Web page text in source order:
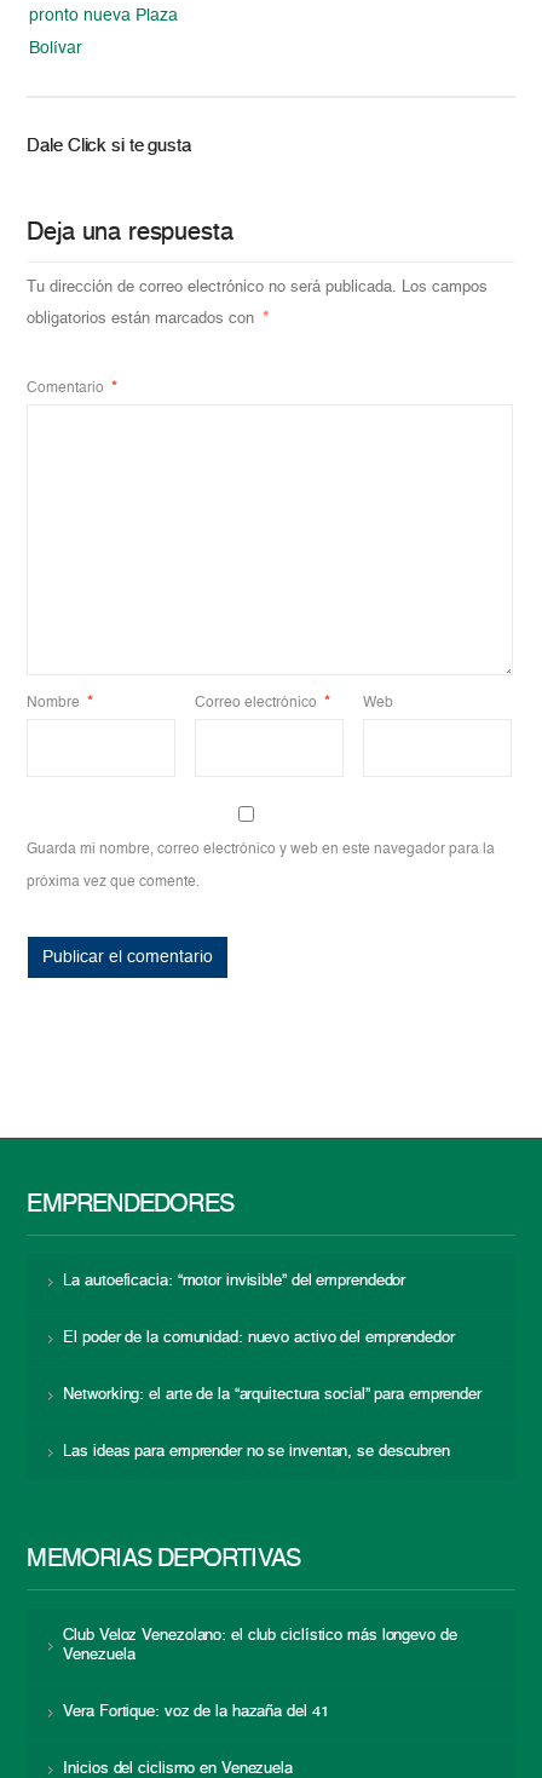
pronto nueva Plaza
Bolívar
Dale Click si te gusta
Deja una respuesta
Tu dirección de correo electrónico no será publicada. Los campos
obligatorios están marcados con *
Comentario *
Nombre * Correo electrónico * Web
Guarda mi nombre, correo electrónico y web en este navegador para la
próxima vez que comente.
EMPRENDEDORES
La autoeficacia: “motor invisible” del emprendedor
El poder de la comunidad: nuevo activo del emprendedor
Networking: el arte de la “arquitectura social” para emprender
Las ideas para emprender no se inventan, se descubren
MEMORIAS DEPORTIVAS
Club Veloz Venezolano: el club ciclístico más longevo de
Venezuela
Vera Fortique: voz de la hazaña del 41
Inicios del ciclismo en Venezuela